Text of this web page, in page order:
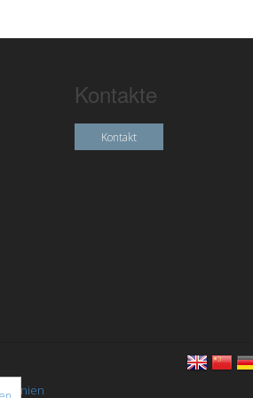
Kontakte
Kontakt